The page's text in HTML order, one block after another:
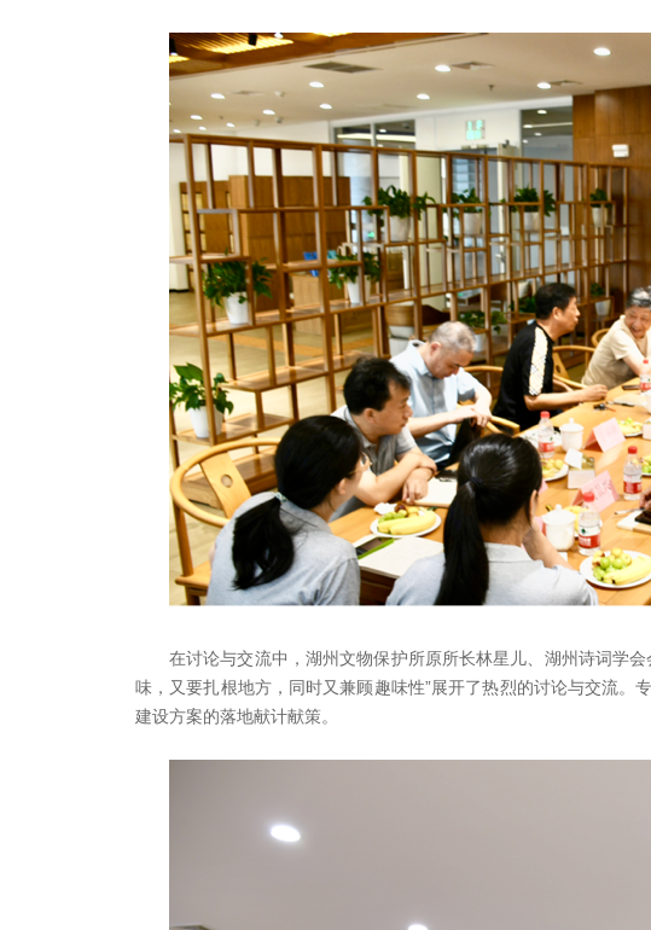
在讨论与交流中，湖州文物保护所原所长林星儿、湖州诗词学
味，又要扎根地方，同时又兼顾趣味性”展开了热烈的讨论与交流
建设方案的落地献计献策。